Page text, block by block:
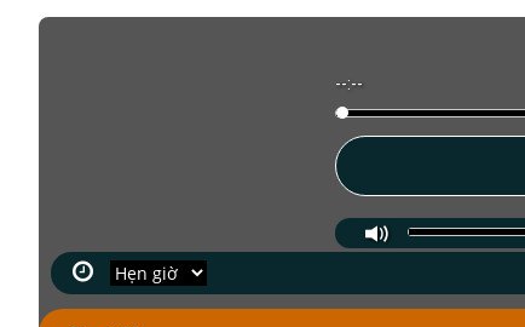
--:--